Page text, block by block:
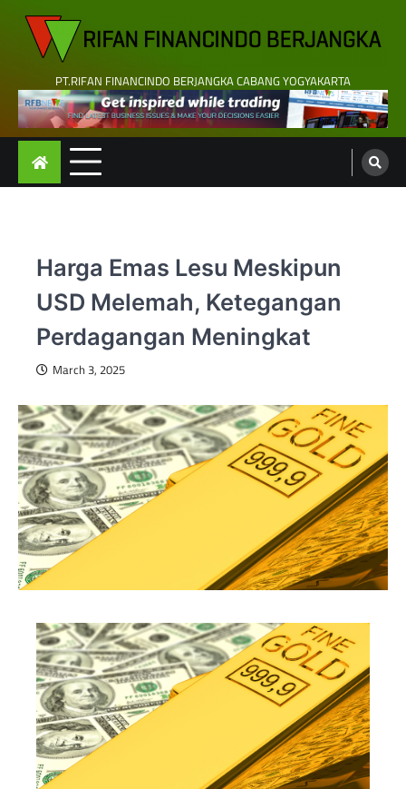
content
PT.RIFAN FINANCINDO BERJANGKA CABANG YOGYAKARTA
Harga Emas Lesu Meskipun
USD Melemah, Ketegangan
Perdagangan Meningkat
March 3, 2025